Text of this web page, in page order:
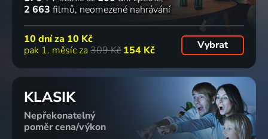
2 663 filmů neomezené nahrávání
10 dní za 10 Kč
pak 1. měsíc za 309 Kč 154 Kč Vybrat
KLASIK
Nepřekonatelný
poměr cena/výkon